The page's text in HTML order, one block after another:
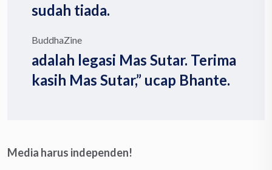
sudah tiada.
BuddhaZine
adalah legasi Mas Sutar. Terima
kasih Mas Sutar,” ucap Bhante.
Media harus independen!